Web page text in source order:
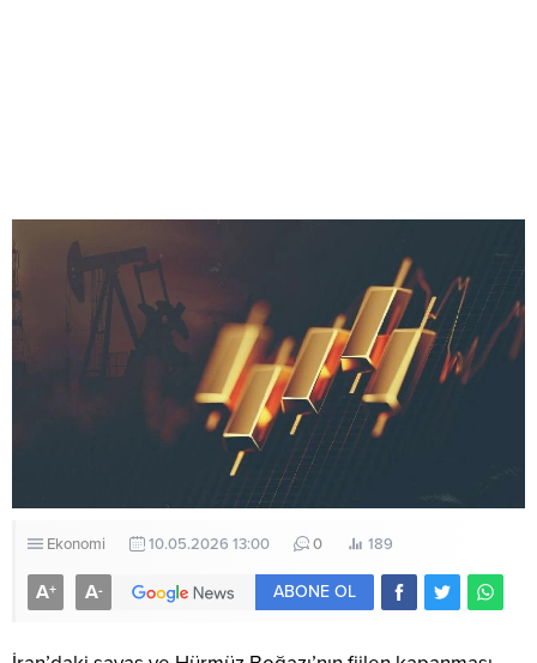
Ekonomi 10.05.2026 13:00 0 189
A+ A- ABONE OL